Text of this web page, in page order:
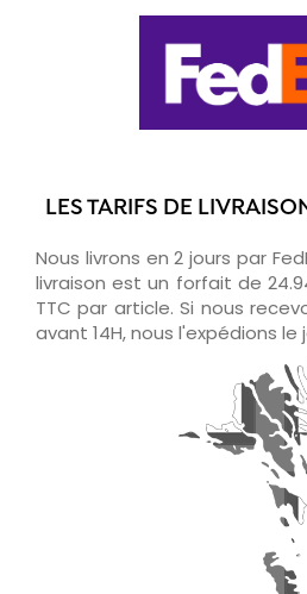
LES TARIFS DE
Nous livrons en 2 jours par
livraison est un forfait de
TTC par article. Si nous
avant 14H, nous l'expédions